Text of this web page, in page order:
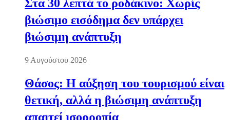
Στα 30 λεπτά το ροδάκινο: Χωρίς
βιώσιμο εισόδημα δεν υπάρχει
βιώσιμη ανάπτυξη
9 Αυγούστου 2026
Θάσος: Η αύξηση του τουρισμού είναι
θετική, αλλά η βιώσιμη ανάπτυξη
απαιτεί ισορροπία